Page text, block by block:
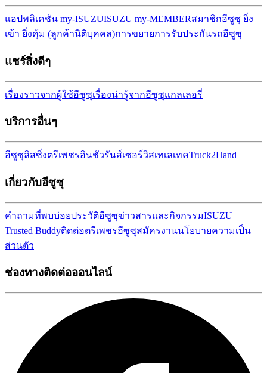
แอปพลิเคชัน my-ISUZUISUZU my-MEMBERสมาชิกอีซูซุ ยิ่ง
เข้า ยิ่งคุ้ม (ลูกค้านิติบุคคล)การขยายการรับประกันรถอีซูซุ
แชร์สิ่งดีๆ
เรื่องราวจากผู้ใช้อีซูซุเรื่องน่ารู้จากอีซูซุแกลเลอรี่
บริการอื่นๆ
อีซูซุลิสซิ่งตรีเพชรอินชัวรันส์เซอร์วิสเทเลเทคTruck2Hand
เกี่ยวกับอีซูซุ
คำถามที่พบบ่อยประวัติอีซูซุข่าวสารและกิจกรรมISUZU
Trusted Buddyติดต่อตรีเพชรอีซูซุสมัครงานนโยบายความเป็น
ส่วนตัว
ช่องทางติดต่อออนไลน์